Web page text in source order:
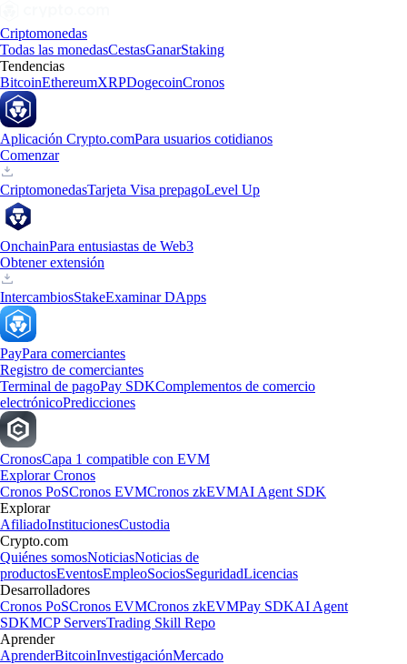
Criptomonedas
Todas las monedasCestasGanarStaking
Tendencias
BitcoinEthereumXRPDogecoinCronos
Aplicación Crypto.comPara usuarios cotidianos
Comenzar
CriptomonedasTarjeta Visa prepagoLevel Up
OnchainPara entusiastas de Web3
Obtener extensión
IntercambiosStakeExaminar DApps
PayPara comerciantes
Registro de comerciantes
Terminal de pagoPay SDKComplementos de comercio
electrónicoPredicciones
CronosCapa 1 compatible con EVM
Explorar Cronos
Cronos PoSCronos EVMCronos zkEVMAI Agent SDK
Explorar
AfiliadoInstitucionesCustodia
Crypto.com
Quiénes somosNoticiasNoticias de
productosEventosEmpleoSociosSeguridadLicencias
Desarrolladores
Cronos PoSCronos EVMCronos zkEVMPay SDKAI Agent
SDKMCP ServersTrading Skill Repo
Aprender
AprenderBitcoinInvestigaciónMercado